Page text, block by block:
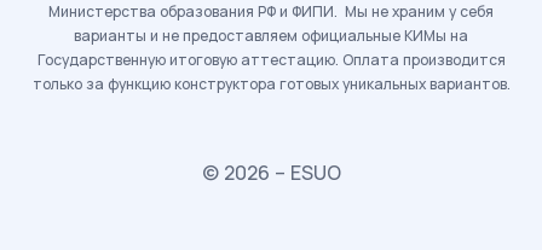
Министерства образования РФ и ФИПИ. Мы не храним у себя
варианты и не предоставляем официальные КИМы на
Государственную итоговую аттестацию. Оплата производится
только за функцию конструктора готовых уникальных вариантов.
© 2026 – ESUO